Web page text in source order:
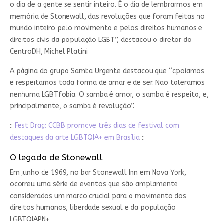
o dia de a gente se sentir inteiro. É o dia de lembrarmos em
memória de Stonewall, das revoluções que foram feitas no
mundo inteiro pelo movimento e pelos direitos humanos e
direitos civis da população LGBT”, destacou o diretor do
CentroDH, Michel Platini.
A página do grupo Samba Urgente destacou que “apoiamos
e respeitamos toda forma de amar e de ser. Não toleramos
nenhuma LGBTfobia. O samba é amor, o samba é respeito, e,
principalmente, o samba é revolução”.
:: Fest Drag: CCBB promove três dias de festival com
destaques da arte LGBTQIA+ em Brasília::
O legado de Stonewall
Em junho de 1969, no bar Stonewall Inn em Nova York,
ocorreu uma série de eventos que são amplamente
considerados um marco crucial para o movimento dos
direitos humanos, liberdade sexual e da população